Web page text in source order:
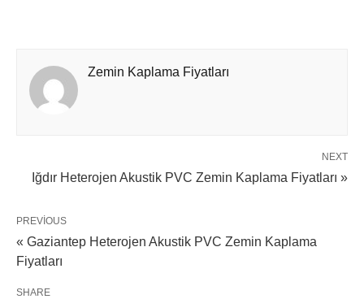
Zemin Kaplama Fiyatları
NEXT
Iğdır Heterojen Akustik PVC Zemin Kaplama Fiyatları »
PREVIOUS
« Gaziantep Heterojen Akustik PVC Zemin Kaplama
Fiyatları
SHARE